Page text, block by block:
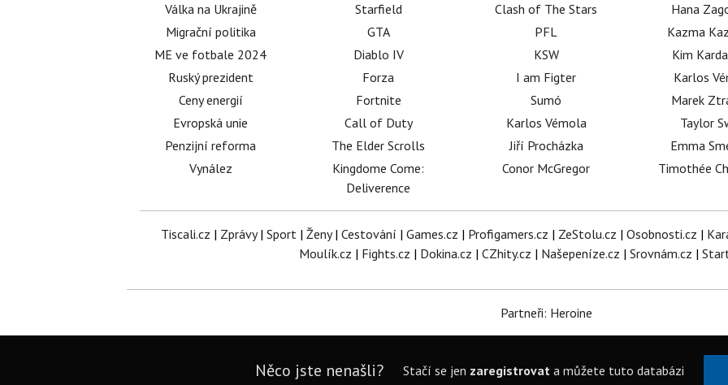
Válka na Ukrajině
Migrační politika
ME ve fotbale 2024
Ruský prezident
Ceny energií
Evropská unie
Penzijní reforma
Vynález
Starfield
GTA
Diablo IV
Forza
Fortnite
Call of Duty
The Elder Scrolls
Kingdome Come:
Deliverence
Clash of The Stars
PFL
KSW
I am Figter
Sumó
Karlos Vémola
Jiří Procházka
Conor McGregor
Hana
Kazma
Kim
Karlos
Marek
Taylor
Emma
Timothée
Tiscali.cz | Zprávy| Sport| Ženy| Cestování | Games.cz | Profigamers.cz | ZeStolu.cz | Osobnosti.cz |
Moulík.cz | Fights.cz | Dokina.cz | CZhity.cz | Našepeníze.cz | Srovnám.cz |
Partneři: Heroine
Něco jste nenašli? Stačí se jen zaregistrovata můžete tuto databázi